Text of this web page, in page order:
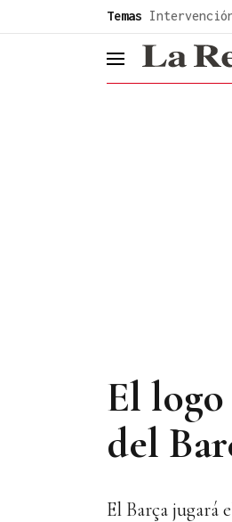
Temas
header.menu.open
El
del
El Barça jugará